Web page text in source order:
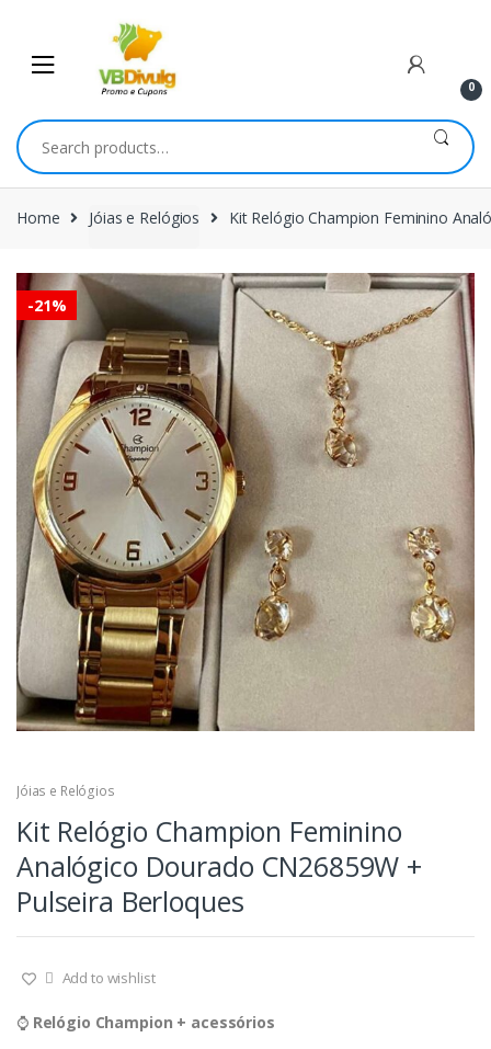
navigation
content
0
Search
for:
Home Jóias e Relógios Kit Relógio Champion Feminino
-21%
Jóias e Relógios
Kit Relógio Champion Feminino
Analógico Dourado CN26859W +
Pulseira Berloques
Add to wishlist
⌚️Relógio Champion + acessórios